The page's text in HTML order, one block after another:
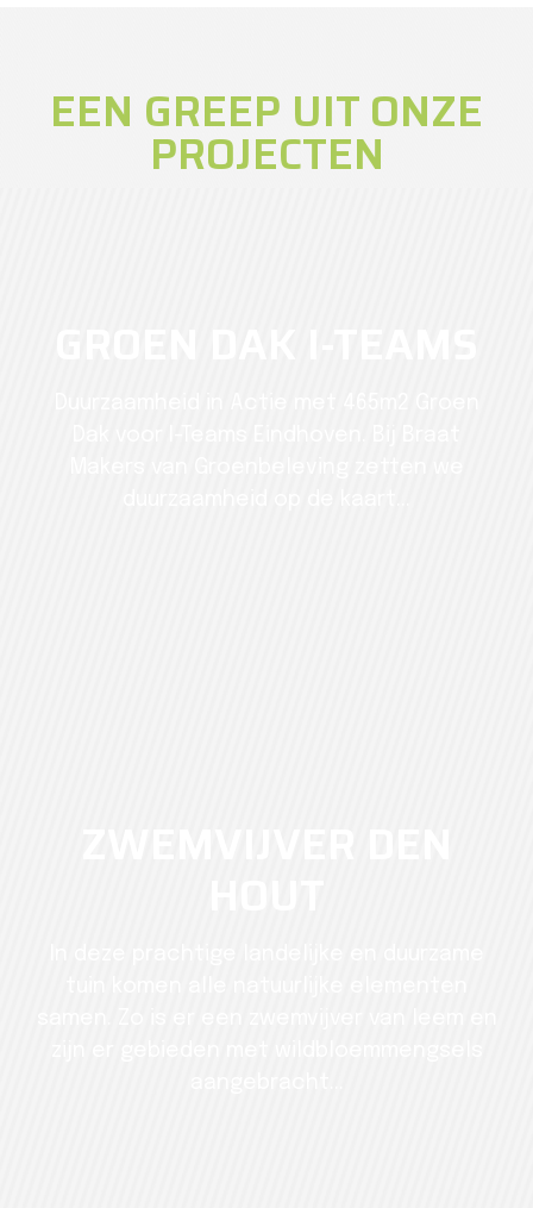
EEN GREEP UIT ONZE
PROJECTEN